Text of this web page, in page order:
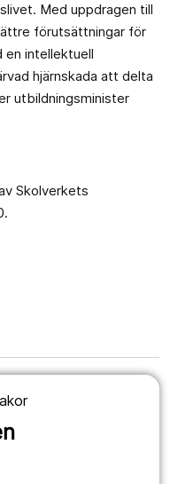
Med uppdragen till
förutsättningar för
en intellektuell
hjärnskada att delta
utbildningsminister
Skolverkets
sida?
den 26 januari 2022